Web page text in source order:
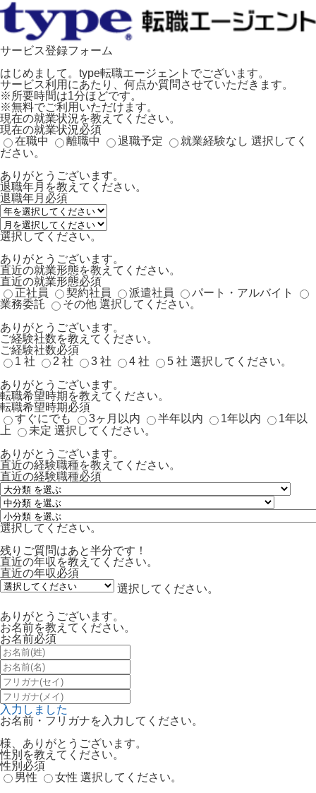
サービス登録フォーム
はじめまして。type転職エージェントでございます。
サービス利用にあたり、何点か質問させていただきます。
※所要時間は1分ほどです。
※無料でご利用いただけます。
現在の就業状況を教えてください。
現在の就業状況必須
在職中
離職中 退職予定 就業経験なし 選択してく
ださい。
ありがとうございます。
退職年月を教えてください。
退職年月 必須
選択してください。
ありがとうございます。
直近の就業形態を教えてください。
直近の就業形態必須
正社員
契約社員 派遣社員
パート・アルバイト
業務委託
その他 選択してください。
ありがとうございます。
ご経験社数を教えてください。
ご経験社数必須
1 社
2 社 3 社 4 社 5 社 選択してください。
ありがとうございます。
転職希望時期を教えてください。
転職希望時期必須
すぐにでも
3ヶ月以内 半年以内 1年以内
1年以
上
未定 選択してください。
ありがとうございます。
直近の経験職種を教えてください。
直近の経験職種必須
選択してください。
残りご質問はあと半分です！
直近の年収を教えてください。
直近の年収必須
選択してください。
ありがとうございます。
お名前を教えてください。
お名前必須
入力しました
お名前・フリガナを入力してください。
様、ありがとうございます。
性別を教えてください。
性別 必須
男性
女性 選択してください。